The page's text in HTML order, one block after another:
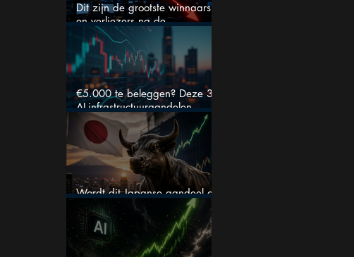
Dit zijn de grootste winnaars
en verliezers na de
kwartaalcijfers (2 springen
eruit)
€5.000 te beleggen? Deze 3
AI-infrastructuuraandelen
liggen nu in de uitverkoop
Wordt dit Japanse aandeel de
comeback kid van 2026?